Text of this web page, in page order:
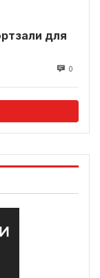
для
0